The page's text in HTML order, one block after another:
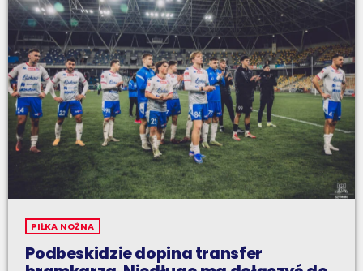
PIŁKA NOŻNA
Podbeskidzie dopina transfer